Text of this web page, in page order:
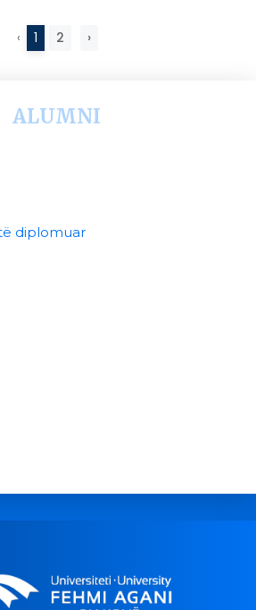
‹ 1 2 ›
ALUMNI
diplomuar